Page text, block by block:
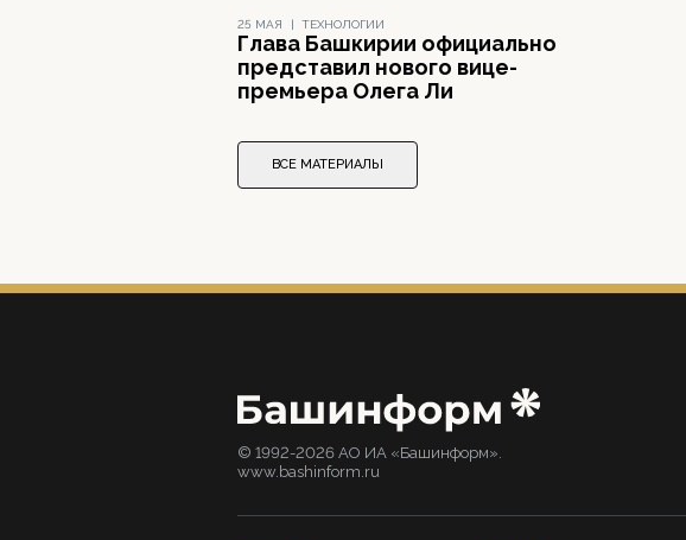
25 МАЯ | ТЕХНОЛОГИИ
Глава Башкирии официально
представил нового вице-
премьера Олега Ли
ВСЕ МАТЕРИАЛЫ
© 1992-2026 АО ИА «Башинформ».
www.bashinform.ru